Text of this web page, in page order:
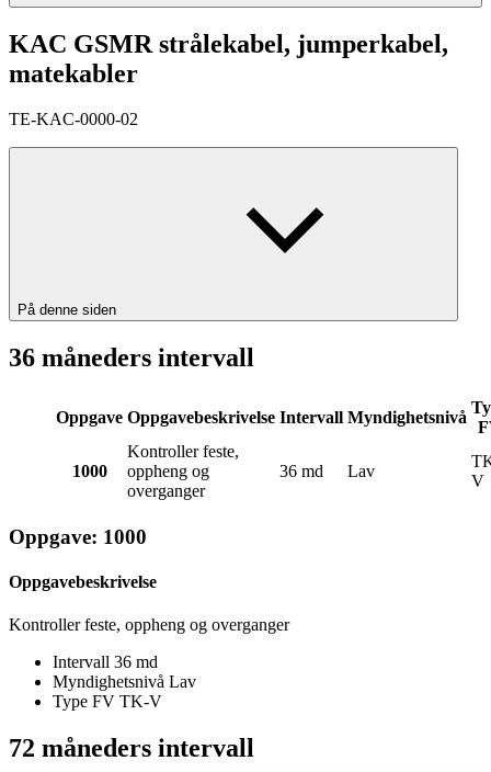
KAC GSMR strålekabel, jumperkabel,
matekabler
TE-KAC-0000-02
På denne siden
36 måneders intervall
Oppgave Oppgavebeskrivelse Intervall Myndighetsnivå
1000
Kontroller feste,
oppheng og
overganger
36 md Lav
V
Oppgave: 1000
Oppgavebeskrivelse
Kontroller feste, oppheng og overganger
Intervall 36 md
Myndighetsnivå Lav
Type FV TK-V
72 måneders intervall